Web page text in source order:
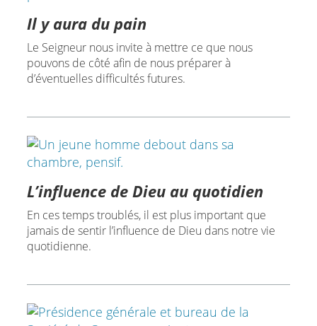
Il y aura du pain
Le Seigneur nous invite à mettre ce que nous
pouvons de côté afin de nous préparer à
d’éventuelles difficultés futures.
L’influence de Dieu au quotidien
En ces temps troublés, il est plus important que
jamais de sentir l’influence de Dieu dans notre vie
quotidienne.